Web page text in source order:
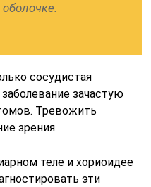
сосудистая
зачастую
Тревожить
зрения.
теле и хориоидее
эти